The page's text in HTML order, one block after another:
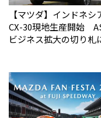
【マツダ】インドネシ
CX-30現地生産開始
ビジネス拡大の切り札